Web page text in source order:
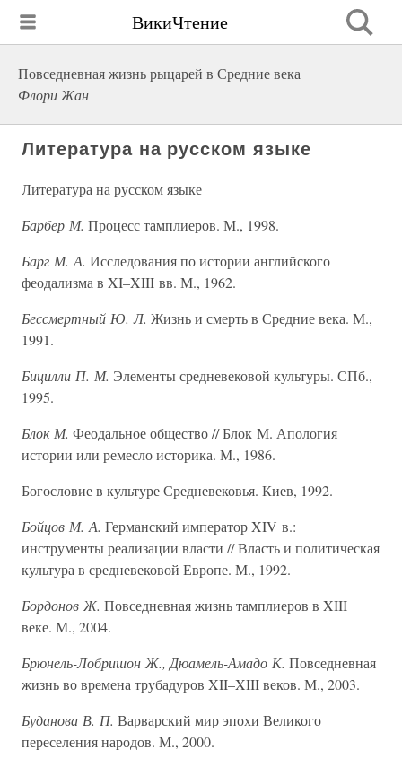
ВикиЧтение
Повседневная жизнь рыцарей в Средние века
Флори Жан
Литература на русском языке
Литература на русском языке
Барбер М. Процесс тамплиеров. М., 1998.
Барг М. А. Исследования по истории английского
феодализма в XI–XIII вв. М., 1962.
Бессмертный Ю. Л. Жизнь и смерть в Средние века. М.,
1991.
Бицилли П. М. Элементы средневековой культуры. СПб.,
1995.
Блок М. Феодальное общество // Блок М. Апология
истории или ремесло историка. М., 1986.
Богословие в культуре Средневековья. Киев, 1992.
Бойцов М. А. Германский император XIV в.:
инструменты реализации власти // Власть и политическая
культура в средневековой Европе. М., 1992.
Бордонов Ж. Повседневная жизнь тамплиеров в XIII
веке. М., 2004.
Брюнель-Лобришон Ж., Дюамель-Амадо К. Повседневная
жизнь во времена трубадуров XII–XIII веков. М., 2003.
Буданова В. П. Варварский мир эпохи Великого
переселения народов. М., 2000.